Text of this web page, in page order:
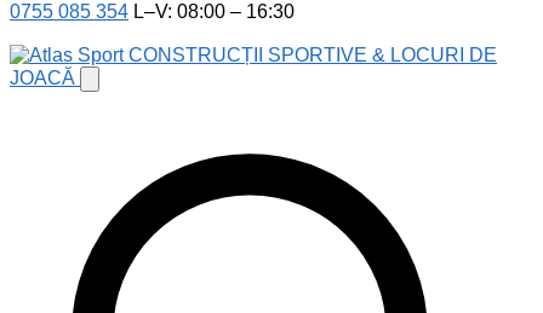
0755 085 354 L–V: 08:00 – 16:30
CONSTRUCȚII SPORTIVE & LOCURI DE
JOACĂ